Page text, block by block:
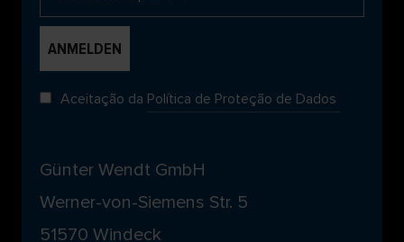
Aceitação da Política de Proteção de Dados
Günter Wendt GmbH
Werner-von-Siemens Str. 5
51570 Windeck